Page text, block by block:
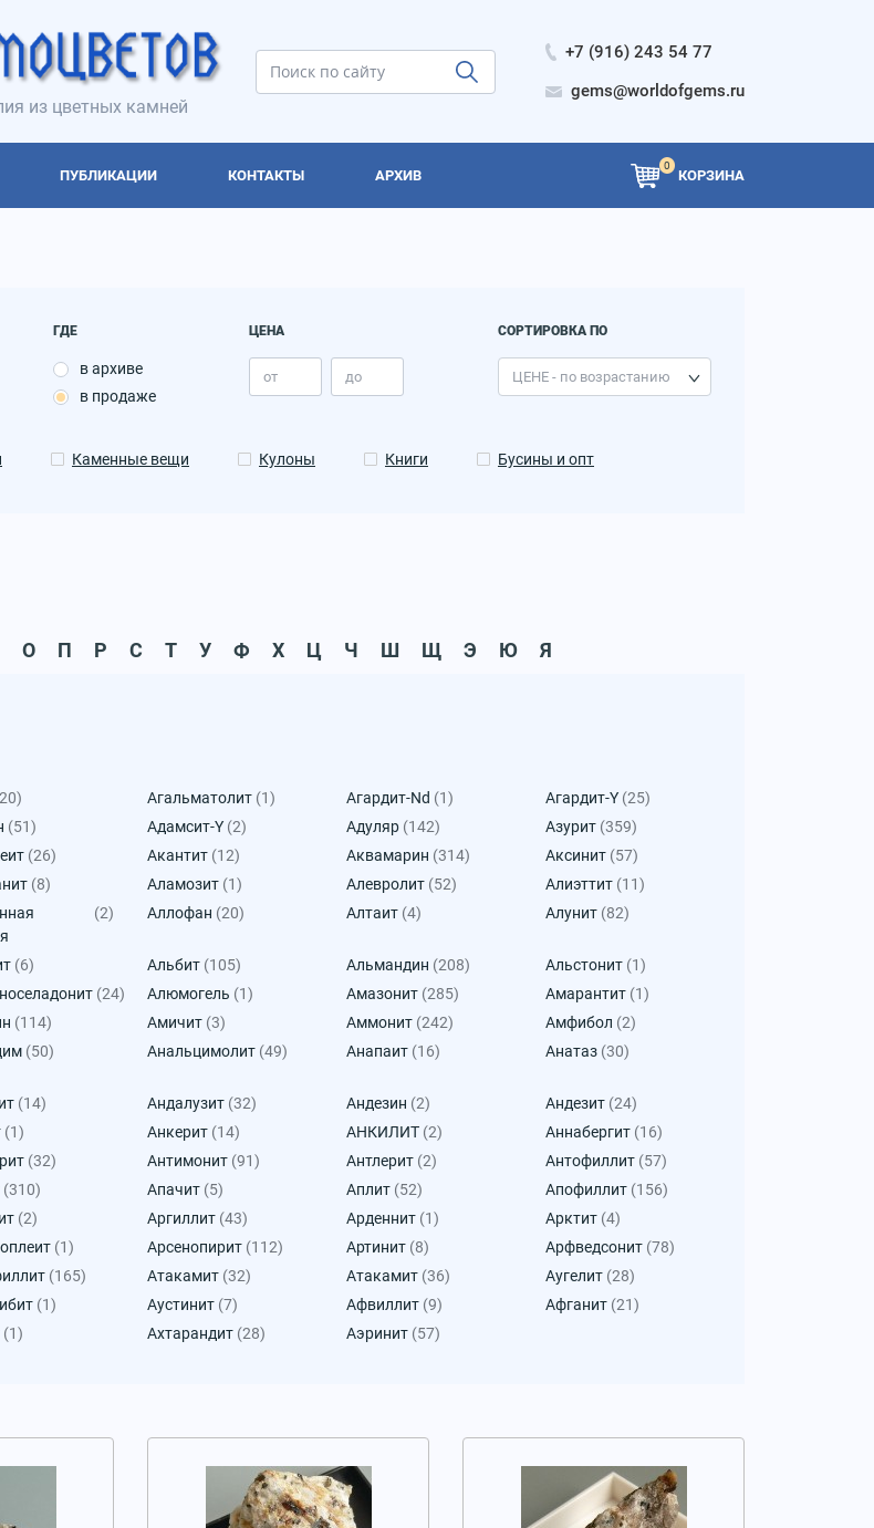
из цветных камней
+7 (916) 243 54 77
gems@worldofgems.ru
ПУБЛИКАЦИИ КОНТАКТЫ АРХИВ
0
КОРЗИНА
ГДЕ
в архиве
в продаже
ЦЕНА СОРТИРОВКА ПО
Каменные вещи Кулоны Книги Бусины и опт
О П Р С Т У Ф Х Ц Ч Ш Щ Э Ю Я
Агальматолит (1) Агардит-Nd (1) Агардит-Y (25)
(51) Адамсит-Y (2) Адуляр (142) Азурит (359)
(26) Акантит (12) Аквамарин (314) Аксинит (57)
(8) Аламозит (1) Алевролит (52) Алиэттит (11)
(2) Аллофан (20) Алтаит (4) Алунит (82)
(6) Альбит (105) Альмандин (208) Альстонит (1)
(24) Алюмогель (1) Амазонит (285) Амарантит (1)
(114) Амичит (3) Аммонит (242) Амфибол (2)
(50) Анальцимолит (49) Анапаит (16) Анатаз (30)
(14) Андалузит (32) Андезин (2) Андезит (24)
(1) Анкерит (14) АНКИЛИТ (2) Аннабергит (16)
(32) Антимонит (91) Антлерит (2) Антофиллит (57)
(310) Апачит (5) Аплит (52) Апофиллит (156)
(2) Аргиллит (43) Арденнит (1) Арктит (4)
(1) Арсенопирит (112) Артинит (8) Арфведсонит (78)
(165) Атакамит (32) Атакамит (36) Аугелит (28)
(1) Аустинит (7) Афвиллит (9) Афганит (21)
(1) Ахтарандит (28) Аэринит (57)